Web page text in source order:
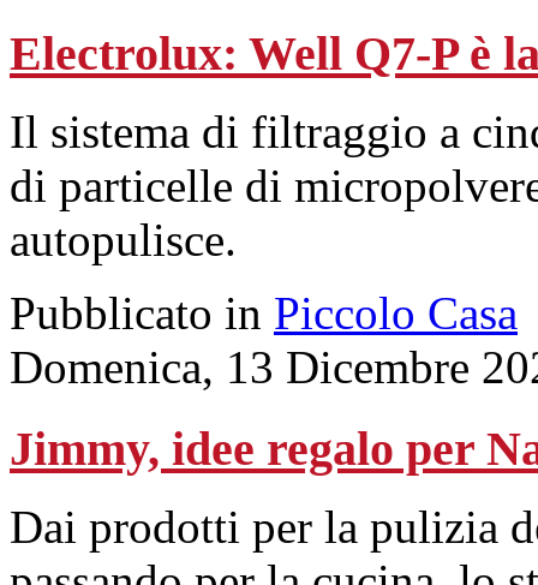
Electrolux: Well Q7-P è
Il sistema di filtraggio a
di particelle di
autopulisce.
Pubblicato in Piccolo Casa
Domenica, 13 Dicembre
Jimmy, idee regalo per
Dai prodotti per la pulizia